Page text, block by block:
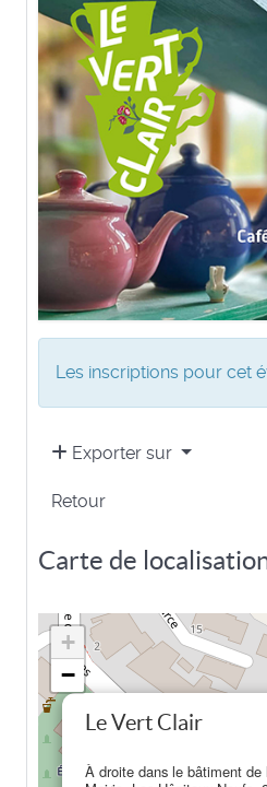
Les inscriptions pour cet
Exporter sur
Retour
Carte de
Le Vert Clair
À droite dans le bâtiment
+
−